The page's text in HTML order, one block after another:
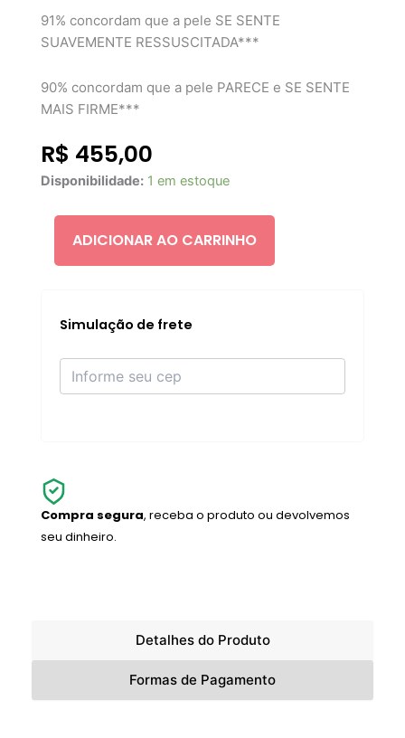
91% concordam que a pele SE SENTE
SUAVEMENTE RESSUSCITADA***
90% concordam que a pele PARECE e SE SENTE
MAIS FIRME***
R$ 455,00
Disponibilidade: 1 em estoque
CHARLOTTE
GLOW
TONER
150ML
quantidade
ADICIONAR AO CARRINHO
Simulação de frete
Compra segura, receba o produto ou devolvemos
seu dinheiro.
Detalhes do Produto
Formas de Pagamento